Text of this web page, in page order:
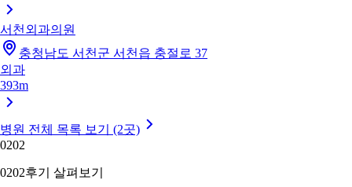
서천외과의원
충청남도 서천군 서천읍 충절로 37
외과
393m
병원 전체 목록 보기 (2곳)
0202
0202후기 살펴보기